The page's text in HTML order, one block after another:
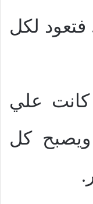
فتعود لكل
كانت علي
ويصبح كل